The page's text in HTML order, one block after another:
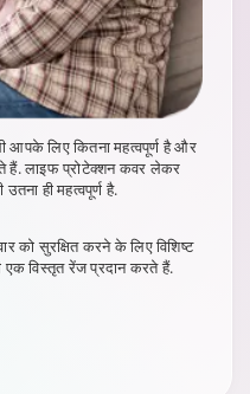
लिए कितना महत्वपूर्ण है और
हैं. लाइफ प्रोटेक्शन कवर लेकर
ही महत्वपूर्ण है.
सुरक्षित करने के लिए विशिष्ट
एक विस्तृत रेंज प्रदान करते हैं.